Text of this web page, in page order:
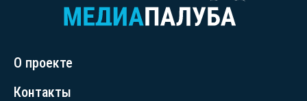
О проекте
Контакты